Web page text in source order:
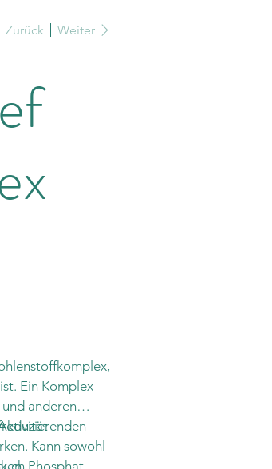
Zurück Weiter
Ein Komplex
anderen
Kann sowohl
Phosphat